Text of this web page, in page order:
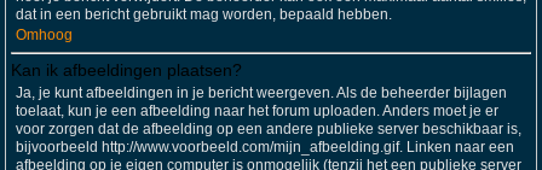
dat in een bericht gebruikt mag worden, bepaald hebben.
Omhoog
Kan ik afbeeldingen plaatsen?
Ja, je kunt afbeeldingen in je bericht weergeven. Als de beheerder bijlagen
toelaat, kun je een afbeelding naar het forum uploaden. Anders moet je er
voor zorgen dat de afbeelding op een andere publieke server beschikbaar is,
bijvoorbeeld http://www.voorbeeld.com/mijn_afbeelding.gif. Linken naar een
afbeelding op je eigen computer is onmogelijk (tenzij het een publieke server